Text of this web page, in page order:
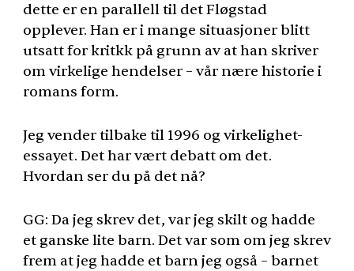
dette er en parallell til det Fløgstad
opplever. Han er i mange situasjoner blitt
utsatt for kritkk på grunn av at han skriver
om virkelige hendelser – vår nære historie i
romans form.
Jeg vender tilbake til 1996 og virkelighet-
essayet. Det har vært debatt om det.
Hvordan ser du på det nå?
GG: Da jeg skrev det, var jeg skilt og hadde
et ganske lite barn. Det var som om jeg skrev
frem at jeg hadde et barn jeg også – barnet